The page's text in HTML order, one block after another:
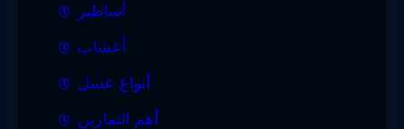
أساطير
أعشاب
أنواع عسل
أهم التمارين